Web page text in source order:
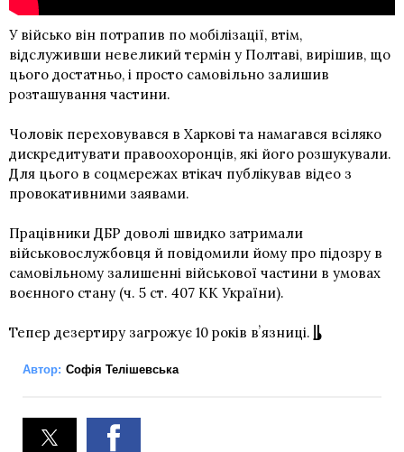
У військо він потрапив по мобілізації, втім,
відслуживши невеликий термін у Полтаві, вирішив, що
цього достатньо, і просто самовільно залишив
розташування частини.
Чоловік переховувався в Харкові та намагався всіляко
дискредитувати правоохоронців, які його розшукували.
Для цього в соцмережах втікач публікував відео з
провокативними заявами.
Працівники ДБР доволі швидко затримали
військовослужбовця й повідомили йому про підозру в
самовільному залишенні військової частини в умовах
воєнного стану (ч. 5 ст. 407 КК України).
Тепер дезертиру загрожує 10 років вʼязниці.
Автор: Софія Телішевська